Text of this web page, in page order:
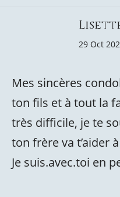
29 Oct
Mes sincères
ton fils et à tout la
très difficile, je te
ton frère va t’aider
Je suis.avec.toi en